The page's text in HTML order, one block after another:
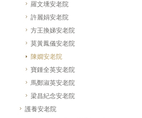
羅文壎安老院
許麗娟安老院
方王換娣安老院
莫黃鳳儀安老院
陳嫺安老院
寶鍾全英安老院
馬鄭淑英安老院
梁昌紀念安老院
護養安老院